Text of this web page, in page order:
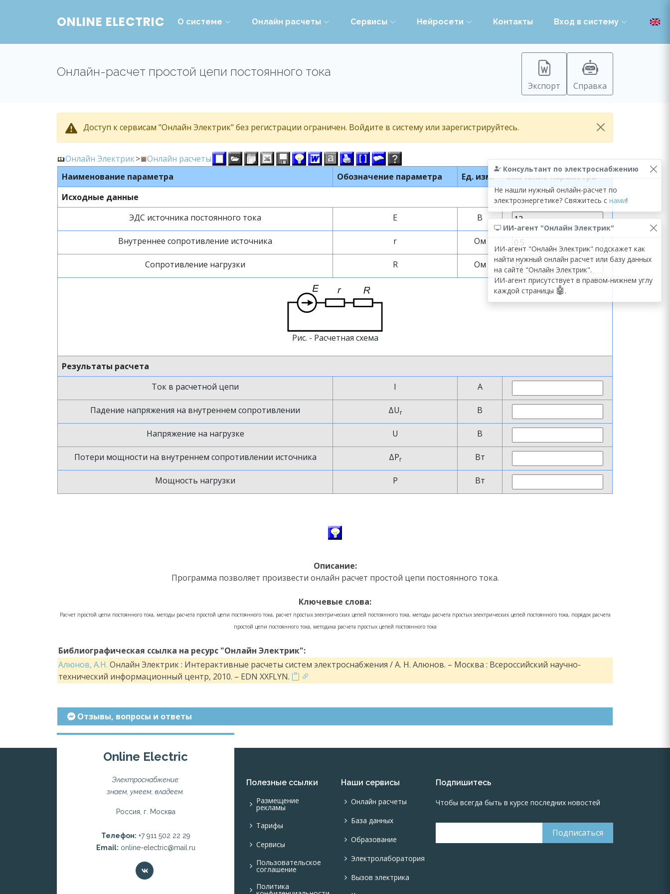
ONLINE ELECTRIC О системе Онлайн расчеты Сервисы Нейросети Контакты Вход в систему
Онлайн-расчет простой цепи постоянного тока
Экспорт Справка
Доступ к сервисам "Онлайн Электрик" без регистрации ограничен. Войдите в систему или зарегистрируйтесь.
Консультант по электроснабжению
Не нашли нужный онлайн-расчет по
электроэнергетике? Свяжитесь с нами!
ИИ-агент "Онлайн Электрик"
ИИ-агент "Онлайн Электрик" подскажет как
найти нужный онлайн расчет или базу данных
на сайте "Онлайн Электрик".
ИИ-агент присутствует в правом-нижнем углу
каждой страницы 🤖 .
Онлайн Электрик>
Онлайн расчеты
Наименование параметра
Обозначение параметра Ед. изм.
Значение параметра
Исходные данные
ЭДС источника постоянного тока
E В
Внутреннее сопротивление источника r Ом
Сопротивление нагрузки R Ом
Рис. - Расчетная схема
Результаты расчета
Ток в расчетной цепи
I А
Падение напряжения на внутреннем сопротивлении ΔUr В
Напряжение на нагрузке U В
Потери мощности на внутреннем сопротивлении источника ΔPr Вт
Мощность нагрузки P Вт
Описание:
Программа позволяет произвести онлайн расчет простой цепи постоянного тока.
Ключевые слова:
Расчет простой цепи постоянного тока, методы расчета простой цепи постоянного тока, расчет простых электрических цепей постоянного тока, методы расчета простых электрических цепей постоянного тока, порядок расчета
простой цепи постоянного тока, методика расчета простых цепей постоянного тока
Библиографическая ссылка на ресурс "Онлайн Электрик":
Алюнов, А.Н. Онлайн Электрик : Интерактивные расчеты систем электроснабжения / А. Н. Алюнов. – Москва : Всероссийский научно-
технический информационный центр, 2010. – EDN XXFLYN.
Отзывы, вопросы и ответы
Online Electric
Электроснабжение:
знаем, умеем, владеем.
Россия, г. Москва
Телефон: +7 911 502 22 29
Email: online-electric@mail.ru
Полезные ссылки
Размещение
рекламы
Тарифы
Сервисы
Пользовательское
соглашение
Политика
Наши сервисы
Онлайн расчеты
База данных
Образование
Электролаборатория
Вызов электрика
Подпишитесь
Чтобы всегда быть в курсе последних новостей